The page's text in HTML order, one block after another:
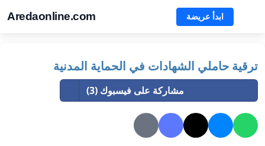
Aredaonline.com ابدأ عريضة
ترقية حاملي الشهادات في الحماية المدنية
مشاركة على فيسبوك (3)